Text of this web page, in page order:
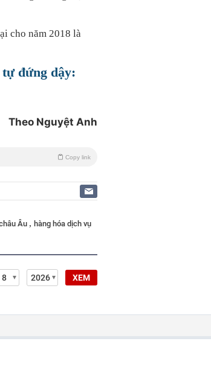
cho năm 2018 là
đứng dậy:
Theo Nguyệt Anh
Copy link
Âu , hàng hóa dịch vụ
XEM